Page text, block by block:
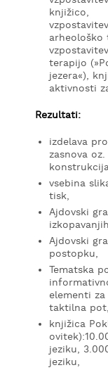
knjižico,
arheološko
terapijo
jezera«),
aktivnosti
Rezultati:
izdelava
zasnova
vsebina
tisk,
Ajdovski
Ajdovski
postopku,
Tematska
elementi
taktilna
knjižica
jeziku,
jeziku,